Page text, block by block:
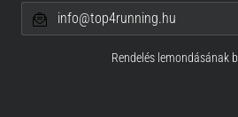
info@top4running.hu
Rendelés lemondásának